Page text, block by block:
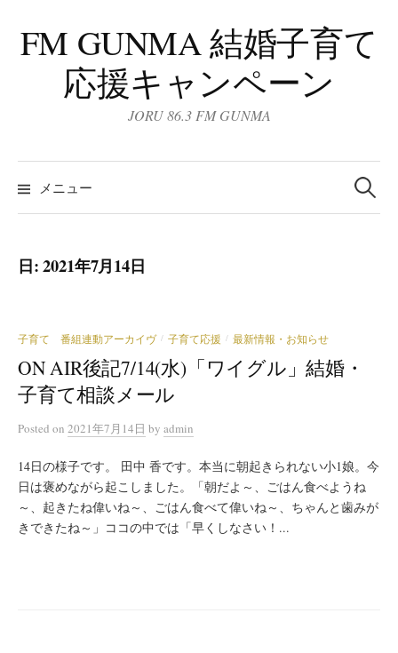
ン
テ
FM GUNMA 結婚子育て
応援キャンペーン
JORU 86.3 FM GUNMA
メニュー
検
索:
日:2021年7月14日
子育て 番組連動アーカイヴ / 子育て応援 / 最新情報・お知らせ
ON AIR後記7/14(水)「ワイグル」結婚・
子育て相談メール
Posted on 2021年7月14日 by admin
14日の様子です。 田中 香です。本当に朝起きられない小1娘。今
日は褒めながら起こしました。「朝だよ～、ごはん食べようね
～、起きたね偉いね～、ごはん食べて偉いね～、ちゃんと歯みが
きできたね～」ココの中では「早くしなさい！...